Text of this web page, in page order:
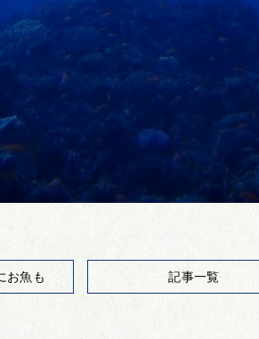
お魚も 記事一覧